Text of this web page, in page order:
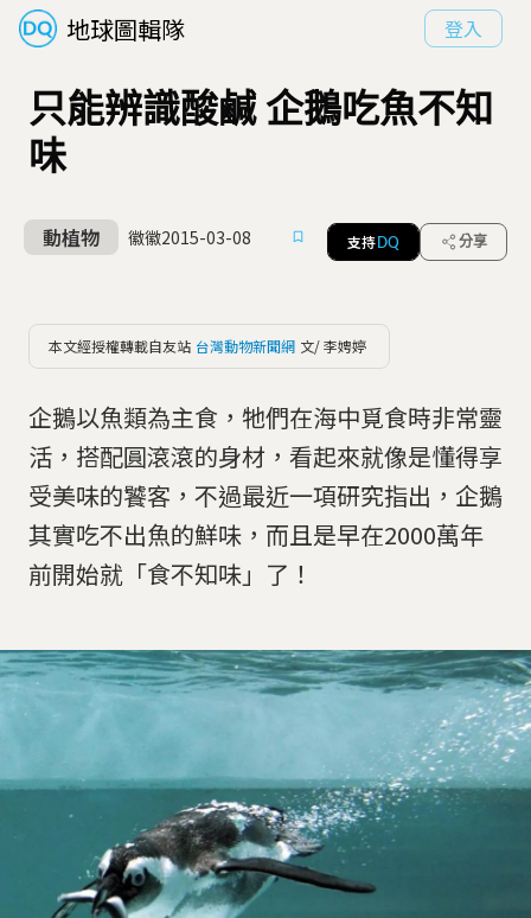
地球圖輯隊 登入
只能辨識酸鹹 企鵝吃魚不知
味
動植物 徽徽2015-03-08 支持 DQ 分享
本文經授權轉載自友站 台灣動物新聞網 文/ 李娉婷
企鵝以魚類為主食，牠們在海中覓食時非常靈
活，搭配圓滾滾的身材，看起來就像是懂得享
受美味的饕客，不過最近一項研究指出，企鵝
其實吃不出魚的鮮味，而且是早在2000萬年
前開始就「食不知味」了！